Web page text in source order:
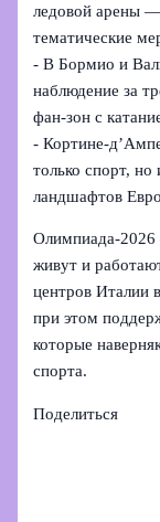
ледовой арены
тематические
- В Бормио и
наблюдение за
фан-зон с
- Кортине-
только спорт,
ландшафтов
живут и
центров Италии
при этом
которые
спорта.
Поделиться